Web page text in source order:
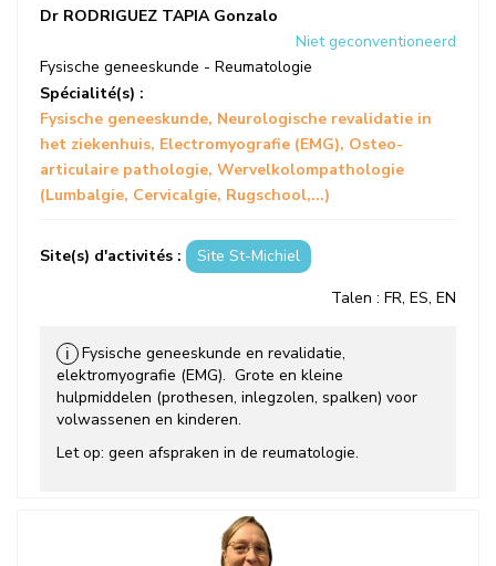
Dr RODRIGUEZ TAPIA Gonzalo
Niet geconventioneerd
Fysische geneeskunde - Reumatologie
Spécialité(s) :
Fysische geneeskunde Neurologische revalidatie in
het ziekenhuis Electromyografie (EMG) Osteo-
articulaire pathologie Wervelkolompathologie
(Lumbalgie, Cervicalgie, Rugschool,...)
Site(s) d'activités :
Site St-Michiel
Talen : FR, ES, EN
ℹ
Fysische geneeskunde en revalidatie,
elektromyografie (EMG). Grote en kleine
hulpmiddelen (prothesen, inlegzolen, spalken) voor
volwassenen en kinderen.
Let op: geen afspraken in de reumatologie.